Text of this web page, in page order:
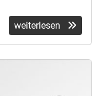
weiterlesen